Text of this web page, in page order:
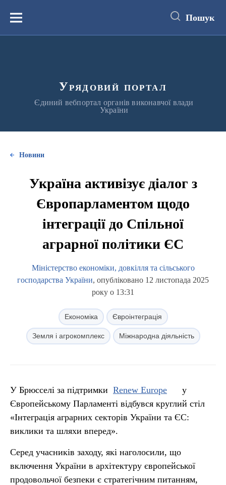
вмістуМеню Пошук
Урядовий портал
Єдиний вебпортал органів виконавчої влади
України
Новини
Україна активізує діалог з
Європарламентом щодо
інтеграції до Спільної
аграрної політики ЄС
Міністерство економіки, довкілля та сільського
господарства України, опубліковано 12 листопада 2025
року о 13:31
Економіка Євроінтеграція
Земля і агрокомплекс Міжнародна діяльність
У Брюсселі за підтримки Renew Europe
у
Європейському Парламенті відбувся круглий стіл
«Інтеграція аграрних секторів України та ЄС:
виклики та шляхи вперед».
Серед учасників заходу, які наголосили, що
включення України в архітектуру європейської
продовольчої безпеки є стратегічним питанням,